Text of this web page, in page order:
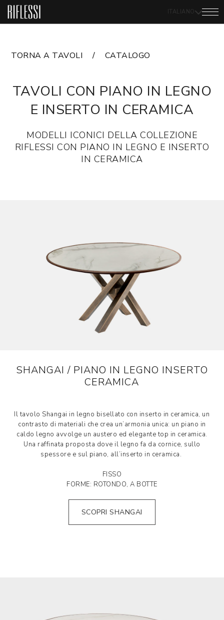
ITALIANO
TORNA A TAVOLI CATALOGO
TAVOLI CON PIANO IN LEGNO
E INSERTO IN CERAMICA
MODELLI ICONICI DELLA COLLEZIONE
RIFLESSI CON PIANO IN LEGNO E INSERTO
IN CERAMICA
SHANGAI / PIANO IN LEGNO INSERTO
CERAMICA
Il tavolo Shangai in legno bisellato con inserto in ceramica, un
contrasto di materiali che crea un’armonia unica: un piano in
caldo legno avvolge un austero ed elegante top in ceramica.
Una raffinata proposta dove il legno fa da cornice, sullo
spessore e sul piano, all’inserto in ceramica.
FISSO
FORME: ROTONDO, A BOTTE
SCOPRI SHANGAI